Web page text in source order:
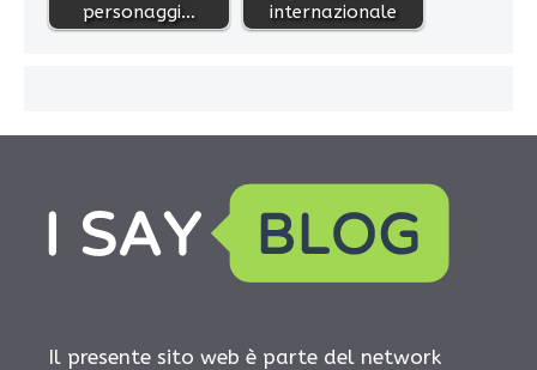
personaggi…
internazionale
Il presente sito web è parte del network